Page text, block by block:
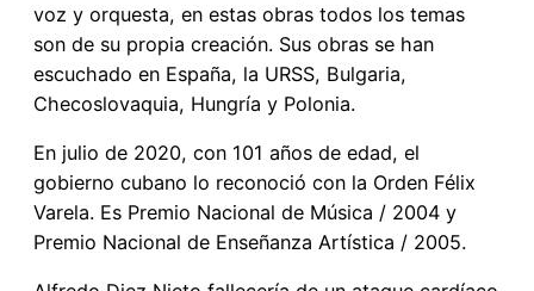
voz y orquesta, en estas obras todos los temas
son de su propia creación. Sus obras se han
escuchado en España, la URSS, Bulgaria,
Checoslovaquia, Hungría y Polonia.
En julio de 2020, con 101 años de edad, el
gobierno cubano lo reconoció con la Orden Félix
Varela. Es Premio Nacional de Música / 2004 y
Premio Nacional de Enseñanza Artística / 2005.